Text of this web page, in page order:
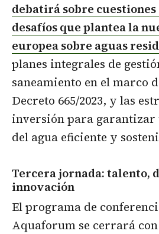
debatirá sobre
desafíos que plantea la
europea sobre aguas
planes integrales de
saneamiento en el marco
Decreto 665/2023, y las
inversión para garantizar
del agua eficiente y
Tercera jornada: talento,
innovación
El programa de
Aquaforum se cerrará